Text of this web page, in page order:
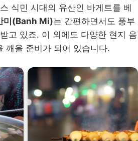
식민 시대의 유산인 바게트를 베
미(Banh Mi)는 간편하면서도 풍부
고 있죠. 이 외에도 다양한 현지 음
깨울 준비가 되어 있습니다.